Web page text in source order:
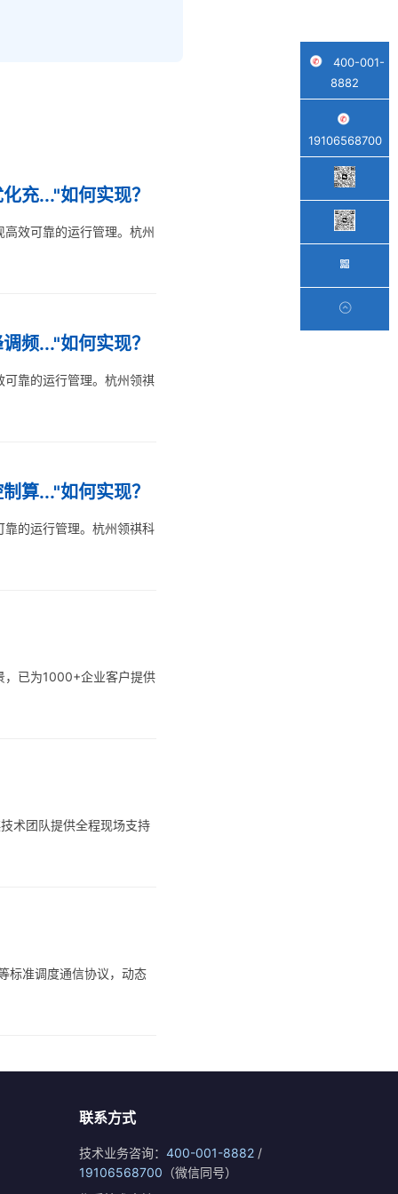
充..."如何实现？
效可靠的运行管理。杭州
频..."如何实现？
靠的运行管理。杭州领祺
算..."如何实现？
的运行管理。杭州领祺科
，已为1000+企业客户提供
术团队提供全程现场支持
标准调度通信协议，动态
联系方式
技术业务咨询： 400-001-8882/
19106568700 （微信同号）
400-001-
8882
19106568700